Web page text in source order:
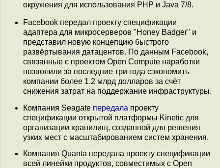
окружения для использования PHP и Java 7/8.
Facebook передал проекту спецификации
адаптера для микросерверов "Honey Badger" и
представил новую концепцию быстрого
развёртывания датацентов. По данным Facebook,
связанные с проектом Open Compute наработки
позволили за последние три года сэкономить
компании более 1.2 млрд долларов за счёт
снижения затрат на поддержание инфраструктуры.
Компания Seagate передала проекту
спецификации открытой платформы Kinetic для
организации хранилищ, созданной для решения
узких мест с масштабированием систем хранения.
Компания Quanta передала проекту спецификации
всей линейки продуктов, совместимых с Open